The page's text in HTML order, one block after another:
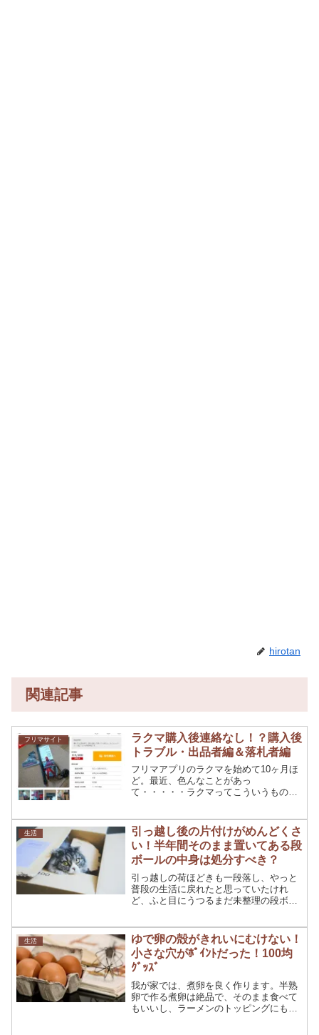
hirotan
関連記事
フリマサイト
ラクマ購入後連絡なし！？購入後
トラブル・出品者編＆落札者編
フリマアプリのラクマを始めて10ヶ月ほ
ど。最近、色んなことがあっ
て・・・・・ラクマってこういうもの？
し！？今回は私は「出品者」です。出品
した商品が購入されました。購入前に...
生活
引っ越し後の片付けがめんどくさ
い！半年間そのまま置いてある段
ボールの中身は処分すべき？
引っ越しの荷ほどきも一段落し、やっと
普段の生活に戻れたと思っていたけれ
ど、ふと目にうつるまだ未整理の段ボー
と思っているあなたに！段ボールの中身
の処分について紹介します。...
生活
ゆで卵の殻がきれいにむけない！
小さな穴がﾎﾟｲﾝﾄだった！100均
ｸﾞｯｽﾞ
我が家では、煮卵を良く作ります。半熟
卵で作る煮卵は絶品で、そのまま食べて
もいいし、ラーメンのトッピングにも使